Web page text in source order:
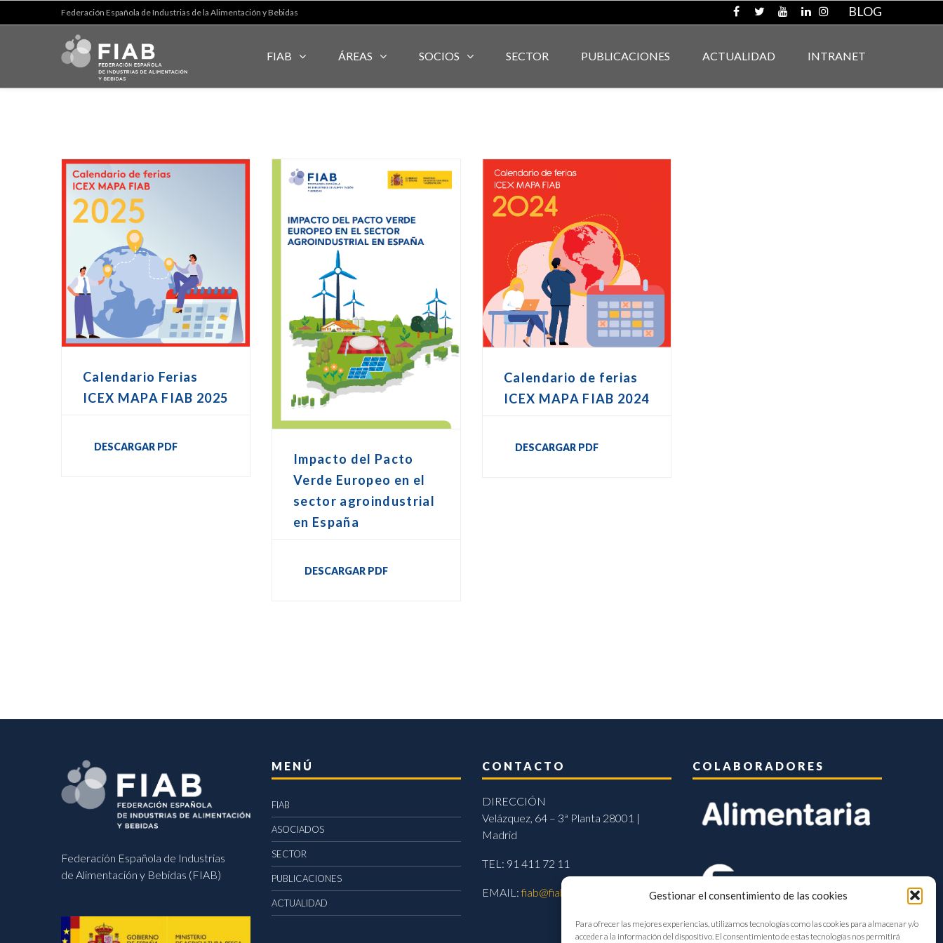
Gestionar el consentimiento de las cookies
Para ofrecer las mejores experiencias, utilizamos tecnologías como las cookies para almacenar y/o
acceder a la información del dispositivo. El consentimiento de estas tecnologías nos permitirá
Federación Española de Industrias de la Alimentación y Bebidas BLOG
FIAB ÁREAS SOCIOS SECTOR PUBLICACIONES ACTUALIDAD INTRANET
Calendario Ferias
ICEX MAPA FIAB 2025
DESCARGAR PDF
Impacto del Pacto
Verde Europeo en el
sector agroindustrial
en España
DESCARGAR PDF
Calendario de ferias
ICEX MAPA FIAB 2024
DESCARGAR PDF
Federación Española de Industrias
de Alimentación y Bebidas (FIAB)
MENÚ
FIAB
ASOCIADOS
SECTOR
PUBLICACIONES
ACTUALIDAD
CONTACTO
DIRECCIÓN
Velázquez, 64 – 3ª Planta 28001 |
Madrid
TEL: 91 411 72 11
EMAIL:fiab@fiab.es
COLABORADORES